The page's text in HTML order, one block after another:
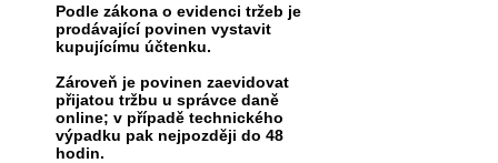
Podle zákona o evidenci tržeb je
prodávající povinen vystavit
kupujícímu účtenku.
Zároveň je povinen zaevidovat
přijatou tržbu u správce daně
online; v případě technického
výpadku pak nejpozději do 48
hodin.